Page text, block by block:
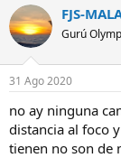
FJS-
Gurú
31 Ago 2020
no ay ninguna
distancia al foco
tienen no son de